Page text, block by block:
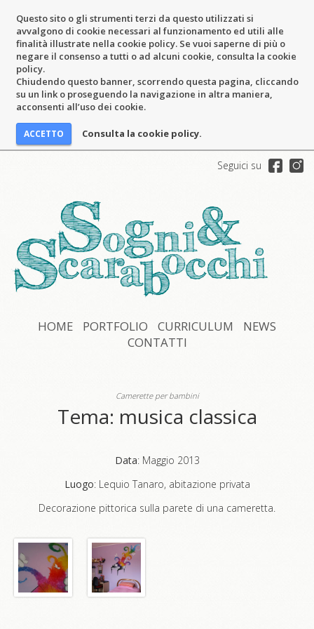
Questo sito o gli strumenti terzi da questo utilizzati si
avvalgono di cookie necessari al funzionamento ed utili alle
finalità illustrate nella cookie policy. Se vuoi saperne di più o
negare il consenso a tutti o ad alcuni cookie, consulta la cookie
policy.
Chiudendo questo banner, scorrendo questa pagina, cliccando
su un link o proseguendo la navigazione in altra maniera,
acconsenti all’uso dei cookie.
Consulta la cookie policy.
Seguici su
HOME PORTFOLIO CURRICULUM
NEWS
CONTATTI
Camerette per bambini
Tema: musica classica
Data: Maggio 2013
Luogo: Lequio Tanaro, abitazione privata
Decorazione pittorica sulla parete di una cameretta.